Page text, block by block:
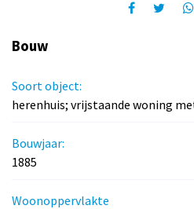
Bouw
Soort object:
herenhuis; vrijstaande woning
Bouwjaar:
1885
Woonoppervlakte